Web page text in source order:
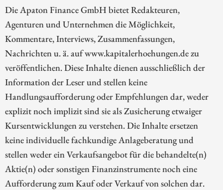
Die Apaton Finance GmbH bietet Redakteuren,
Agenturen und Unternehmen die Möglichkeit,
Kommentare, Interviews, Zusammenfassungen,
Nachrichten u. ä. auf www.kapitalerhoehungen.de zu
veröffentlichen. Diese Inhalte dienen ausschließlich der
Information der Leser und stellen keine
Handlungsaufforderung oder Empfehlungen dar, weder
explizit noch implizit sind sie als Zusicherung etwaiger
Kursentwicklungen zu verstehen. Die Inhalte ersetzen
keine individuelle fachkundige Anlageberatung und
stellen weder ein Verkaufsangebot für die behandelte(n)
Aktie(n) oder sonstigen Finanzinstrumente noch eine
Aufforderung zum Kauf oder Verkauf von solchen dar.